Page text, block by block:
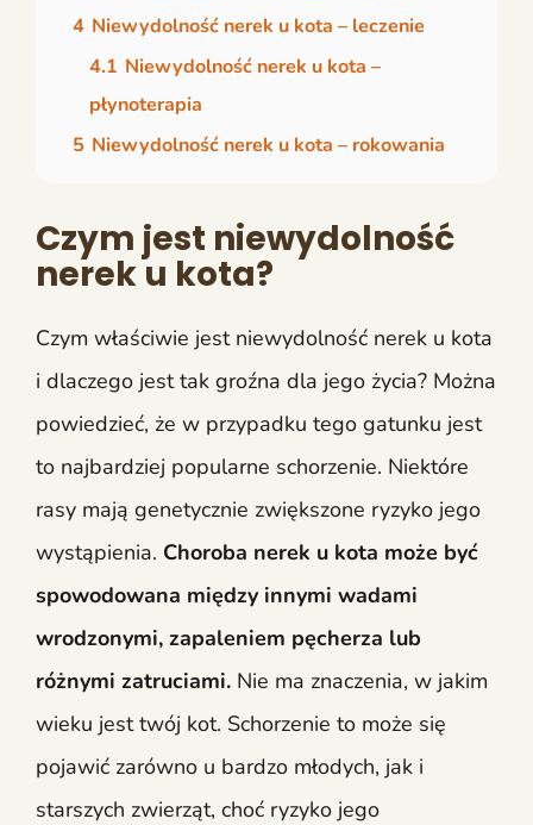
4 Niewydolność nerek u kota – leczenie
4.1 Niewydolność nerek u kota –
płynoterapia
5 Niewydolność nerek u kota – rokowania
Czym jest niewydolność
nerek u kota?
Czym właściwie jest niewydolność nerek u kota
i dlaczego jest tak groźna dla jego życia? Można
powiedzieć, że w przypadku tego gatunku jest
to najbardziej popularne schorzenie. Niektóre
rasy mają genetycznie zwiększone ryzyko jego
wystąpienia. Choroba nerek u kota może być
spowodowana między innymi wadami
wrodzonymi, zapaleniem pęcherza lub
różnymi zatruciami. Nie ma znaczenia, w jakim
wieku jest twój kot. Schorzenie to może się
pojawić zarówno u bardzo młodych, jak i
starszych zwierząt, choć ryzyko jego